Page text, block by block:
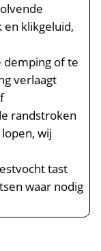
klikgeluid,
demping of te
verlaagt
randstroken
wij
tast
waar nodig